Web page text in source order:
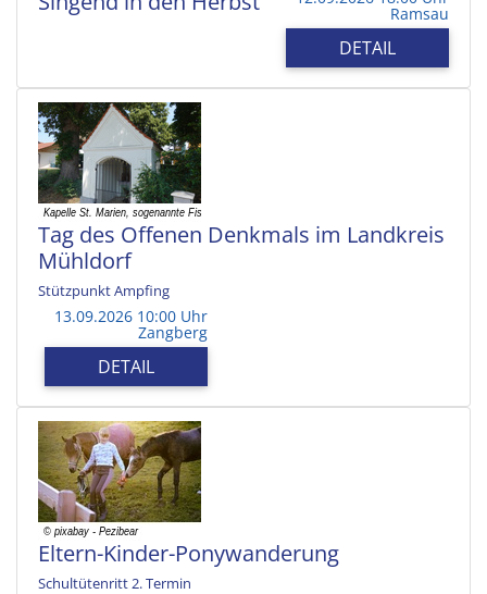
Ramsau
DETAIL
Tag des Offenen Denkmals im Landkreis
Mühldorf
Stützpunkt Ampfing
13.09.2026 10:00 Uhr
Zangberg
DETAIL
Eltern-Kinder-Ponywanderung
Schultütenritt 2. Termin